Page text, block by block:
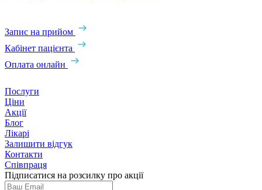
Запис на прийом
Кабінет пацієнта
Оплата онлайн
Послуги
Ціни
Акції
Блог
Лікарі
Залишити відгук
Контакти
Співпраця
Підписатися на розсилку про акції